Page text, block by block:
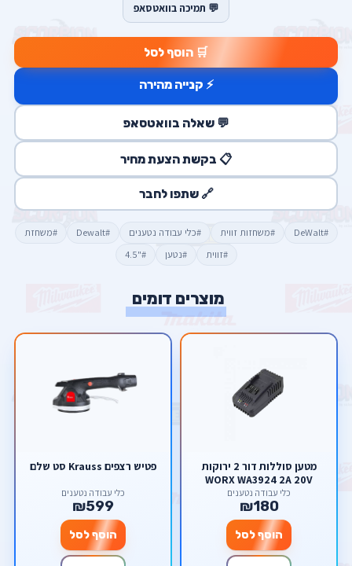
💬 תמיכה בוואטסאפ
🛒 הוסף לסל
⚡ קנייה מהירה
💬 שאלה בוואטסאפ
📋 בקשת הצעת מחיר
🔗 שתפו לחבר
#DeWalt #משחזות זווית #כלי עבודה נטענים #Dewalt
#משחזת
#זווית
#נטען #"4.5
מוצרים דומים
מטען סוללות דור 2 ירוקות
WORX WA3924 2A 20V
כלי עבודה נטענים
₪180
הוסף לסל
פטיש רצפים Krauss סט שלם
כלי עבודה נטענים
₪599
הוסף לסל